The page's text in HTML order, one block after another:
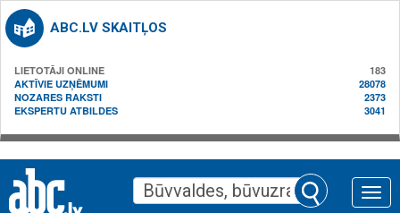
ABC.LV SKAITĻOS
LIETOTĀJI ONLINE
183
AKTĪVIE UZŅĒMUMI
28078
NOZARES RAKSTI
2373
EKSPERTU ATBILDES
3041
Toggle